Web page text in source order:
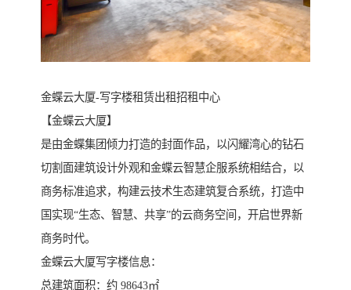
​​金蝶云大厦-写字楼租赁出租招租中心
【金蝶云大厦】
是由金蝶集团倾力打造的封面作品，以闪耀湾心的钻石
切割面建筑设计外观和金蝶云智慧企服系统相结合，以
商务标准追求，构建云技术生态建筑复合系统，打造中
国实现“生态、智慧、共享”的云商务空间，开启世界新
商务时代。
金蝶云大厦写字楼信息：
总建筑面积：约 98643㎡